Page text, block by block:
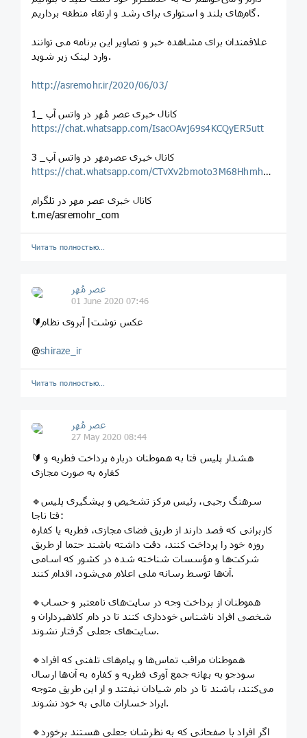
گام‌های بلند و استواری برای رشد و ارتقاء منطقه برداریم.
علاقمندان برای مشاهده خبر و تصاویر این برنامه می توانند
وارد لینک زیر شوید.
http://asremohr.ir/2020/06/03/
کانال خبری عصر مُهر در واتس آپ _1
https://chat.whatsapp.com/IsacOAvj69s4KCQyER5utt
کانال خبری عصرمهر در واتس آپ_ 3
https://chat.whatsapp.com/CTvXv2bmoto3M68Hhmhgrh
کانال خبری عصر مهر در تلگرام
t.me/asremohr_com
Читать полностью…
عصر مُهر
01 June 2020 07:46
🔰عکس نوشت| آبروی نظام
@shiraze_ir
Читать полностью…
عصر مُهر
27 May 2020 08:44
🔰 هشدار پلیس فتا به هموطنان درباره پرداخت فطریه و
کفاره به صورت مجازی
🔹️سرهنگ رجبی، رئیس مرکز تشخیص و پیشگیری پلیس
فتا ناجا:
کاربرانی که قصد دارند از طریق فضای مجازی، فطریه یا کفاره
روزه خود را پرداخت کنند، دقت داشته باشند حتما از طریق
شرکت‌ها و مؤسسات شناخته شده در کشور که اسامی
آن‌ها توسط رسانه ملی اعلام می‌شود، اقدام کنند.
🔹️هموطنان از پرداخت وجه در سایت‌های نامعتبر و حساب
شخصی افراد ناشناس خودداری کنند تا در دام کلاهبرداران و
سایت‌های جعلی گرفتار نشوند.
🔹️هموطنان مراقب تماس‌ها و پیام‌های تلفنی که افراد
سودجو به بهانه جمع آوری فطریه و کفاره به آن‌ها ارسال
می‌کنند، باشند تا در دام شیادان نیفتند و از این طریق متوجه
ایراد خسارات مالی به خود نشوند.
🔹️اگر افراد با صفحاتی که به نظرشان جعلی هستند برخورد